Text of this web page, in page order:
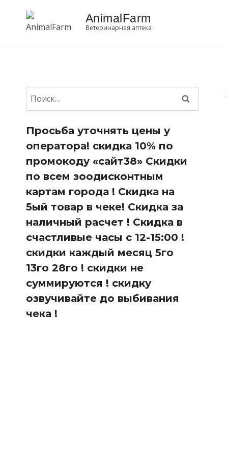
AnimalFarm
Ветеринарная аптека
Найти:
Просьба уточнять цены у
оператора! скидка 10% по
промокоду «сайт38» Скидки
по всем зоодисконтным
картам города ! Скидка на
5ый товар в чеке! Скидка за
наличный расчет ! Скидка в
счастливые часы с 12-15:00 !
скидки каждый месяц 5го
13го 28го ! скидки не
суммируются ! скидку
озвучивайте до выбивания
чека !